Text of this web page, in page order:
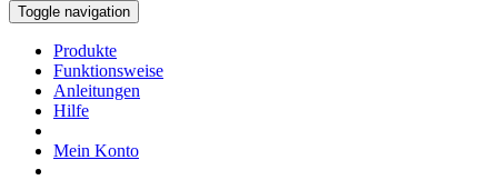
Toggle navigation
Produkte
Funktionsweise
Anleitungen
Hilfe
Mein Konto